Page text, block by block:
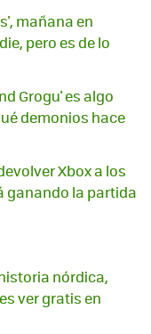
mañana en
pero es de lo
Grogu' es algo
demonios hace
Xbox a los
ganando la partida
nórdica,
ver gratis en